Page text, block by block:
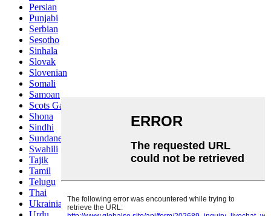
Persian
Punjabi
Serbian
Sesotho
Sinhala
Slovak
Slovenian
Somali
Samoan
Scots Gaelic
Shona
Sindhi
Sundanese
Swahili
Tajik
Tamil
Telugu
Thai
Ukrainian